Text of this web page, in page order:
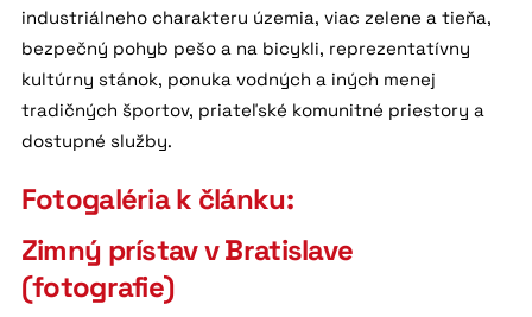
industriálneho charakteru územia, viac zelene a tieňa,
bezpečný pohyb pešo a na bicykli, reprezentatívny
kultúrny stánok, ponuka vodných a iných menej
tradičných športov, priateľské komunitné priestory a
dostupné služby.
Fotogaléria k článku:
Zimný prístav v Bratislave
(fotografie)